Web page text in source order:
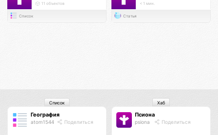
11 объектов
Список
< 1 мин.
Статья
География
atom1544 Поделиться
Список
Псиона
psiona Поделиться
Хаб